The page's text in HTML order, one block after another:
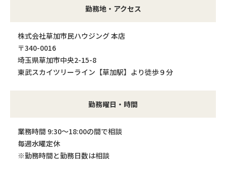
勤務地・アクセス
株式会社草加市民ハウジング 本店
〒340-0016
埼玉県草加市中央2-15-8
東武スカイツリーライン【草加駅】より徒歩９分
勤務曜日・時間
業務時間 9:30～18:00の間で相談
毎週水曜定休
※勤務時間と勤務日数は相談